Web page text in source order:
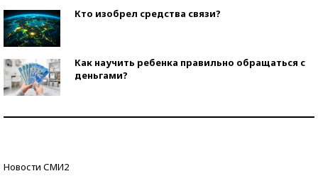
Кто изобрел средства связи?
Как научить ребенка правильно обращаться с
деньгами?
Новости СМИ2